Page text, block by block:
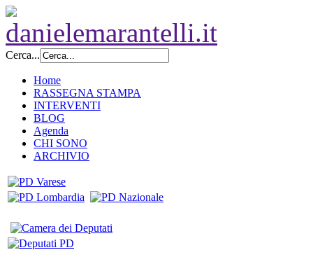
Cerca...
Home
RASSEGNA STAMPA
INTERVENTI
BLOG
Agenda
CHI SONO
ARCHIVIO